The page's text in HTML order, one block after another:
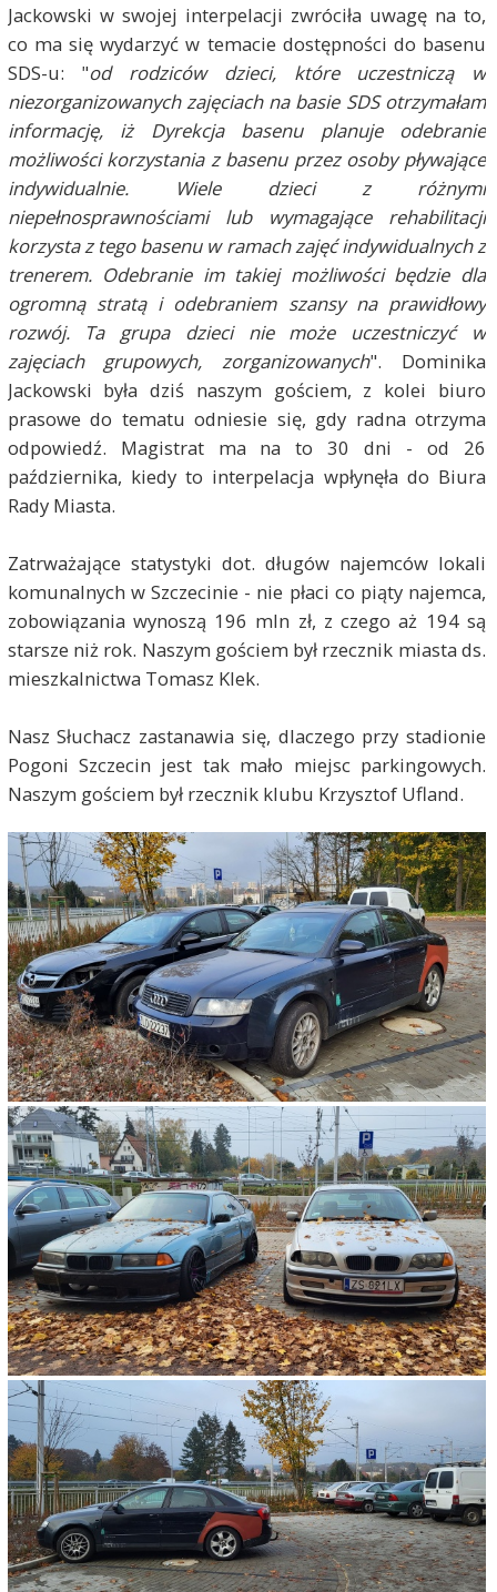
Jackowski w swojej interpelacji zwróciła uwagę na to,
co ma się wydarzyć w temacie dostępności do basenu
SDS-u: "od rodziców dzieci, które uczestniczą w
niezorganizowanych zajęciach na basie SDS otrzymałam
informację, iż Dyrekcja basenu planuje odebranie
możliwości korzystania z basenu przez osoby pływające
indywidualnie. Wiele dzieci z różnymi
niepełnosprawnościami lub wymagające rehabilitacji
korzysta z tego basenu w ramach zajęć indywidualnych z
trenerem. Odebranie im takiej możliwości będzie dla
ogromną stratą i odebraniem szansy na prawidłowy
rozwój. Ta grupa dzieci nie może uczestniczyć w
zajęciach grupowych, zorganizowanych". Dominika
Jackowski była dziś naszym gościem, z kolei biuro
prasowe do tematu odniesie się, gdy radna otrzyma
odpowiedź. Magistrat ma na to 30 dni - od 26
października, kiedy to interpelacja wpłynęła do Biura
Rady Miasta.
Zatrważające statystyki dot. długów najemców lokali
komunalnych w Szczecinie - nie płaci co piąty najemca,
zobowiązania wynoszą 196 mln zł, z czego aż 194 są
starsze niż rok. Naszym gościem był rzecznik miasta ds.
mieszkalnictwa Tomasz Klek.
Nasz Słuchacz zastanawia się, dlaczego przy stadionie
Pogoni Szczecin jest tak mało miejsc parkingowych.
Naszym gościem był rzecznik klubu Krzysztof Ufland.